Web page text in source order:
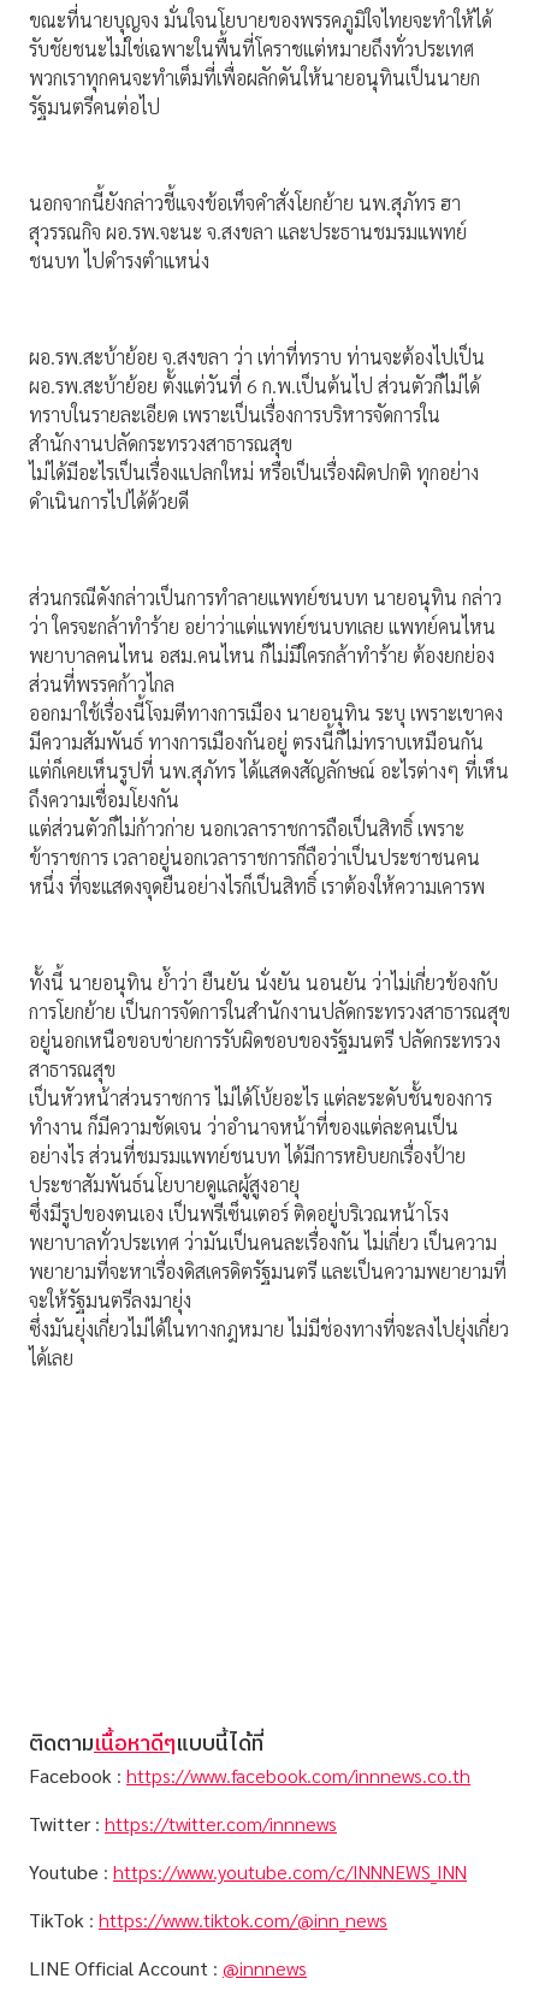
ขณะที่นายบุญจง มั่นใจนโยบายของพรรคภูมิใจไทยจะทำให้ได้
รับชัยชนะไม่ใช่เฉพาะในพื้นที่โคราชแต่หมายถึงทั่วประเทศ
พวกเราทุกคนจะทำเต็มที่เพื่อผลักดันให้นายอนุทินเป็นนายก
รัฐมนตรีคนต่อไป
นอกจากนี้ยังกล่าวชี้แจงข้อเท็จคำสั่งโยกย้าย นพ.สุภัทร ฮา
สุวรรณกิจ ผอ.รพ.จะนะ จ.สงขลา และประธานชมรมแพทย์
ชนบท ไปดำรงตำแหน่ง
ผอ.รพ.สะบ้าย้อย จ.สงขลา ว่า เท่าที่ทราบ ท่านจะต้องไปเป็น
ผอ.รพ.สะบ้าย้อย ตั้งแต่วันที่ 6 ก.พ.เป็นต้นไป ส่วนตัวก็ไม่ได้
ทราบในรายละเอียด เพราะเป็นเรื่องการบริหารจัดการใน
สำนักงานปลัดกระทรวงสาธารณสุข
ไม่ได้มีอะไรเป็นเรื่องแปลกใหม่ หรือเป็นเรื่องผิดปกติ ทุกอย่าง
ดำเนินการไปได้ด้วยดี
ส่วนกรณีดังกล่าวเป็นการทำลายแพทย์ชนบท นายอนุทิน กล่าว
ว่า ใครจะกล้าทำร้าย อย่าว่าแต่แพทย์ชนบทเลย แพทย์คนไหน
พยาบาลคนไหน อสม.คนไหน ก็ไม่มีใครกล้าทำร้าย ต้องยกย่อง
ส่วนที่พรรคก้าวไกล
ออกมาใช้เรื่องนี้โจมตีทางการเมือง นายอนุทิน ระบุ เพราะเขาคง
มีความสัมพันธ์ ทางการเมืองกันอยู่ ตรงนี้ก็ไม่ทราบเหมือนกัน
แต่ก็เคยเห็นรูปที่ นพ.สุภัทร ได้แสดงสัญลักษณ์ อะไรต่างๆ ที่เห็น
ถึงความเชื่อมโยงกัน
แต่ส่วนตัวก็ไม่ก้าวก่าย นอกเวลาราชการถือเป็นสิทธิ์ เพราะ
ข้าราชการ เวลาอยู่นอกเวลาราชการก็ถือว่าเป็นประชาชนคน
หนึ่ง ที่จะแสดงจุดยืนอย่างไรก็เป็นสิทธิ์ เราต้องให้ความเคารพ
ทั้งนี้ นายอนุทิน ย้ำว่า ยืนยัน นั่งยัน นอนยัน ว่าไม่เกี่ยวข้องกับ
การโยกย้าย เป็นการจัดการในสำนักงานปลัดกระทรวงสาธารณสุข
อยู่นอกเหนือขอบข่ายการรับผิดชอบของรัฐมนตรี ปลัดกระทรวง
สาธารณสุข
เป็นหัวหน้าส่วนราชการ ไม่ได้โบ้ยอะไร แต่ละระดับชั้นของการ
ทำงาน ก็มีความชัดเจน ว่าอำนาจหน้าที่ของแต่ละคนเป็น
อย่างไร ส่วนที่ชมรมแพทย์ชนบท ได้มีการหยิบยกเรื่องป้าย
ประชาสัมพันธ์นโยบายดูแลผู้สูงอายุ
ซึ่งมีรูปของตนเอง เป็นพรีเซ็นเตอร์ ติดอยู่บริเวณหน้าโรง
พยาบาลทั่วประเทศ ว่ามันเป็นคนละเรื่องกัน ไม่เกี่ยว เป็นความ
พยายามที่จะหาเรื่องดิสเครดิตรัฐมนตรี และเป็นความพยายามที่
จะให้รัฐมนตรีลงมายุ่ง
ซึ่งมันยุ่งเกี่ยวไม่ได้ในทางกฎหมาย ไม่มีช่องทางที่จะลงไปยุ่งเกี่ยว
ได้เลย
ติดตามเนื้อหาดีๆแบบนี้ได้ที่
Facebook : https://www.facebook.com/innnews.co.th
Twitter : https://twitter.com/innnews
Youtube : https://www.youtube.com/c/INNNEWS_INN
TikTok : https://www.tiktok.com/@inn_news
LINE Official Account : @innnews